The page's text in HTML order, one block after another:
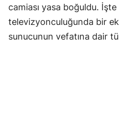
camiası yasa boğuldu. İşte
televizyonculuğunda bir
sunucunun vefatına dair